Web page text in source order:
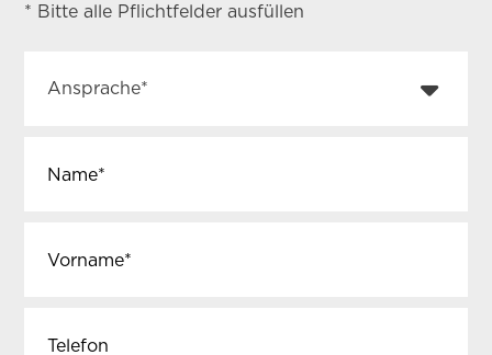
* Bitte alle Pflichtfelder ausfüllen